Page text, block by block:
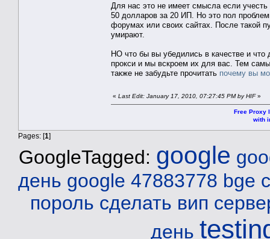
Для нас это не имеет смысла если
50 долларов за 20 ИП. Но это пол
форумах или своих сайтах. После такой
умирают.
НО что бы вы убедились в качестве и что
прокси и мы вскроем их для вас. Тем
также не забудьте прочитать почему вы
« Last Edit: January 17, 2010, 07:27:45 PM by HIF»
Free Proxy
with
Pages: [1]
GoogleTagged: google
день google 47883778 bge
пороль сделать вип
день